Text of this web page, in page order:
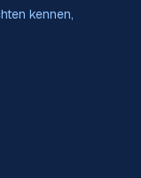
kennen,